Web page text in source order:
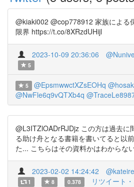
@kiaki002 @cop778912 家族による
限界 https://t.co/8XRzdUHijl
2023-10-09 20:36:06
5
5 @EpsmwwctXZsEOHq
@NwFle6q9vQTXb4q
@L3ITZlOADrRJDjz この方は過去に
る助け舟となる書籍を書いてると以
た... こちらはその資料かはわからな
2023-02-02 14:24:42
1 8 0.378 リツイート